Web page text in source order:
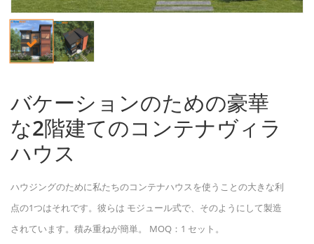
バケーションのための豪華
な2階建てのコンテナヴィラ
ハウス
ハウジングのために私たちのコンテナハウスを使うことの大きな利
点の1つはそれです。彼らは モジュール式で、そのようにして製造
されています。積み重ねが簡単。 MOQ：1 セット。